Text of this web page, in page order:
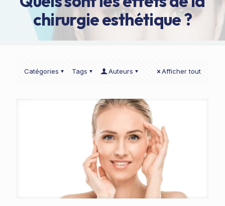
chirurgie esthétique ?
Catégories Tags Auteurs Afficher tout